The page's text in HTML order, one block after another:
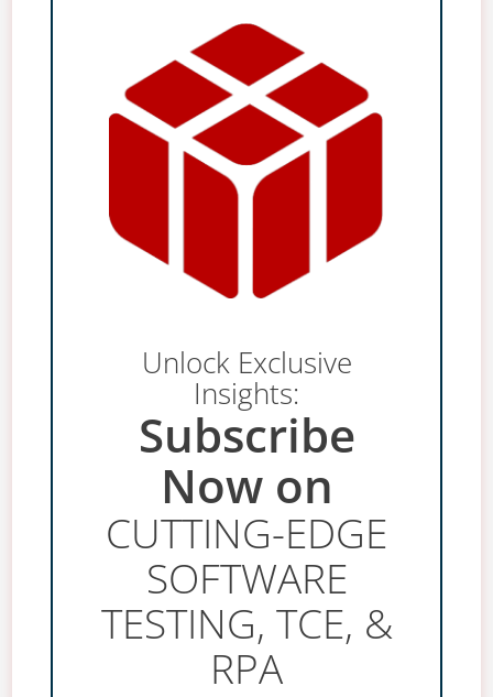
Unlock Exclusive
Insights:
Subscribe
Now on
CUTTING-EDGE
SOFTWARE
TESTING, TCE, &
RPA